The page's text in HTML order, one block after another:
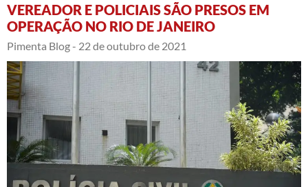
VEREADOR E POLICIAIS SÃO PRESOS EM
OPERAÇÃO NO RIO DE JANEIRO
Pimenta Blog - 22 de outubro de 2021